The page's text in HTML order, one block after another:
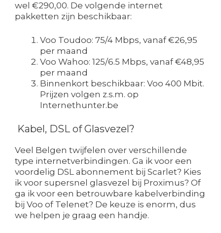
wel €290,00. De volgende internet
pakketten zijn beschikbaar:
Voo Toudoo: 75/4 Mbps, vanaf €26,95
per maand
Voo Wahoo: 125/6.5 Mbps, vanaf €48,95
per maand
Binnenkort beschikbaar: Voo 400 Mbit.
Prijzen volgen z.s.m. op
Internethunter.be
Kabel, DSL of Glasvezel?
Veel Belgen twijfelen over verschillende
type internetverbindingen. Ga ik voor een
voordelig DSL abonnement bij Scarlet? Kies
ik voor supersnel glasvezel bij Proximus? Of
ga ik voor een betrouwbare kabelverbinding
bij Voo of Telenet? De keuze is enorm, dus
we helpen je graag een handje.